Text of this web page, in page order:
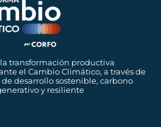
transformación productiva
el Cambio Climático, a través de
desarrollo sostenible, carbono
y resiliente